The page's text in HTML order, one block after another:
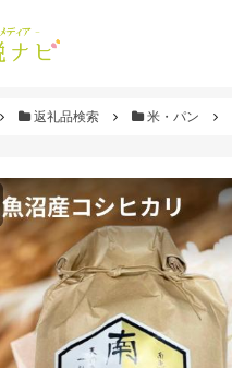
返礼品検索 米・パン